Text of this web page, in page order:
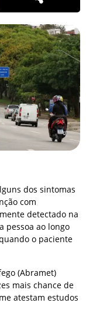
dos sintomas
com
detectado na
pessoa ao longo
o paciente
(Abramet)
mais chance de
atestam estudos